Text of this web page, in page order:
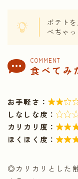
ポテト
べちゃ
COMMENT
食べてみ
お手軽さ：
しなしな度：
カリカリ度：
ほくほく度：
◎カリカリとした